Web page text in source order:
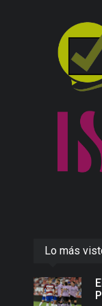
Lo más